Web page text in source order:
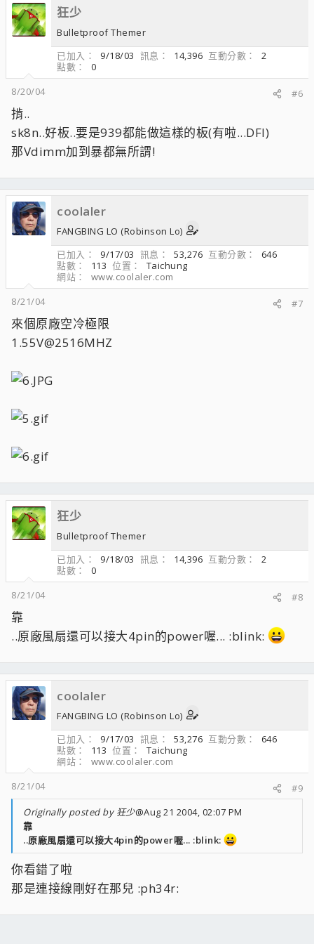
狂少
Bulletproof Themer
已加入
9/18/03 訊息 14,396 互動分數
2
點數
0
8/20/04
#6
掯..
sk8n..好板..要是939都能做這樣的板(有啦...DFI)
那Vdimm加到暴都無所謂!
coolaler
FANGBING LO (Robinson Lo)
已加入
9/17/03 訊息 53,276 互動分數
646
點數
113 位置
Taichung
網站
www.coolaler.com
8/21/04
#7
來個原廠空冷極限
1.55V@2516MHZ
狂少
Bulletproof Themer
已加入
9/18/03 訊息 14,396 互動分數
2
點數
0
8/21/04
#8
靠
..原廠風扇還可以接大4pin的power喔... :blink:
coolaler
FANGBING LO (Robinson Lo)
已加入
9/17/03 訊息 53,276 互動分數
646
點數
113 位置
Taichung
網站
www.coolaler.com
8/21/04
#9
Originally posted by 狂少@Aug 21 2004, 02:07 PM
靠
..原廠風扇還可以接大4pin的power喔... :blink:
你看錯了啦
那是連接線剛好在那兒 :ph34r: